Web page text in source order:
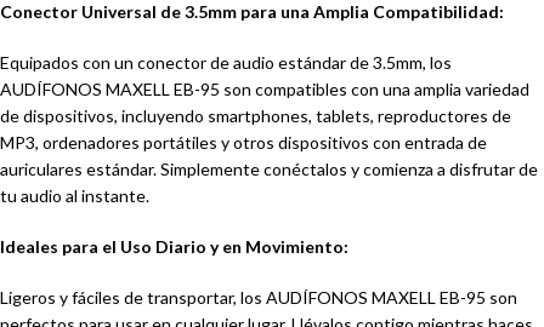
Conector Universal de 3.5mm para una Amplia Compatibilidad:
Equipados con un conector de audio estándar de 3.5mm, los
AUDÍFONOS MAXELL EB-95 son compatibles con una amplia variedad
de dispositivos, incluyendo smartphones, tablets, reproductores de
MP3, ordenadores portátiles y otros dispositivos con entrada de
auriculares estándar. Simplemente conéctalos y comienza a disfrutar de
tu audio al instante.
Ideales para el Uso Diario y en Movimiento:
Ligeros y fáciles de transportar, los AUDÍFONOS MAXELL EB-95 son